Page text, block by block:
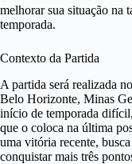
melhorar sua situação na
temporada.
Contexto da Partida
A partida será realizada no
Belo Horizonte, Minas
início de temporada
que o coloca na última
uma vitória recente,
conquistar mais três